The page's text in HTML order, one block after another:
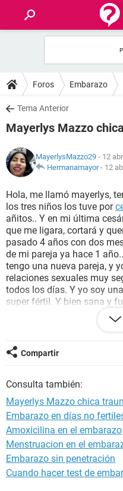
FOROS
SALUD
FAMILIA
NUTRICIÓN
BIENESTAR
SEXUALIDAD
GLOSARIO
Foros Embarazo
Tema Anterior
Mayerlys Mazzo
MayerlysMazzo29 - 12
Hermanamayor- 12
Hola, me llamó mayerlys,
los tres niños los tuve por
añitos.. Y en mi última
que me ligara, cortará y
pasado 4 años con dos
de mi pareja ya hace 1
tengo una nueva pareja, y
relaciones sexuales muy
todos los días. Y yo soy
super fértil. Y bien sana y
sentir unos síntomas
y algunas veces mareos.
que se me medio mueve y
recogida que me palpita
menstruación. Y la última
no me bajo con los
vez esta vez no me ha
también mi palpitación la
poquito los senos. Porfavor
Y Tampoco me he
embarazo...
Compartir
Consulta también:
Mayerlys Mazzo chica
Embarazo en días no
Amoxicilina en el embarazo
Menstruacion en el
Embarazo sin penetración
Cuando hacer test de